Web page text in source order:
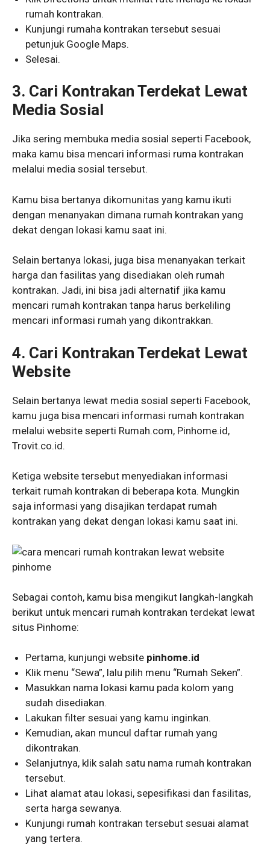
rumah kontrakan.
Kunjungi rumaha kontrakan tersebut sesuai
petunjuk Google Maps.
Selesai.
3. Cari Kontrakan Terdekat Lewat
Media Sosial
Jika sering membuka media sosial seperti Facebook,
maka kamu bisa mencari informasi ruma kontrakan
melalui media sosial tersebut.
Kamu bisa bertanya dikomunitas yang kamu ikuti
dengan menanyakan dimana rumah kontrakan yang
dekat dengan lokasi kamu saat ini.
Selain bertanya lokasi, juga bisa menanyakan terkait
harga dan fasilitas yang disediakan oleh rumah
kontrakan. Jadi, ini bisa jadi alternatif jika kamu
mencari rumah kontrakan tanpa harus berkeliling
mencari informasi rumah yang dikontrakkan.
4. Cari Kontrakan Terdekat Lewat
Website
Selain bertanya lewat media sosial seperti Facebook,
kamu juga bisa mencari informasi rumah kontrakan
melalui website seperti Rumah.com, Pinhome.id,
Trovit.co.id.
Ketiga website tersebut menyediakan informasi
terkait rumah kontrakan di beberapa kota. Mungkin
saja informasi yang disajikan terdapat rumah
kontrakan yang dekat dengan lokasi kamu saat ini.
Sebagai contoh, kamu bisa mengikut langkah-langkah
berikut untuk mencari rumah kontrakan terdekat lewat
situs Pinhome:
Pertama, kunjungi website pinhome.id
Klik menu “Sewa”, lalu pilih menu “Rumah Seken”.
Masukkan nama lokasi kamu pada kolom yang
sudah disediakan.
Lakukan filter sesuai yang kamu inginkan.
Kemudian, akan muncul daftar rumah yang
dikontrakan.
Selanjutnya, klik salah satu nama rumah kontrakan
tersebut.
Lihat alamat atau lokasi, sepesifikasi dan fasilitas,
serta harga sewanya.
Kunjungi rumah kontrakan tersebut sesuai alamat
yang tertera.